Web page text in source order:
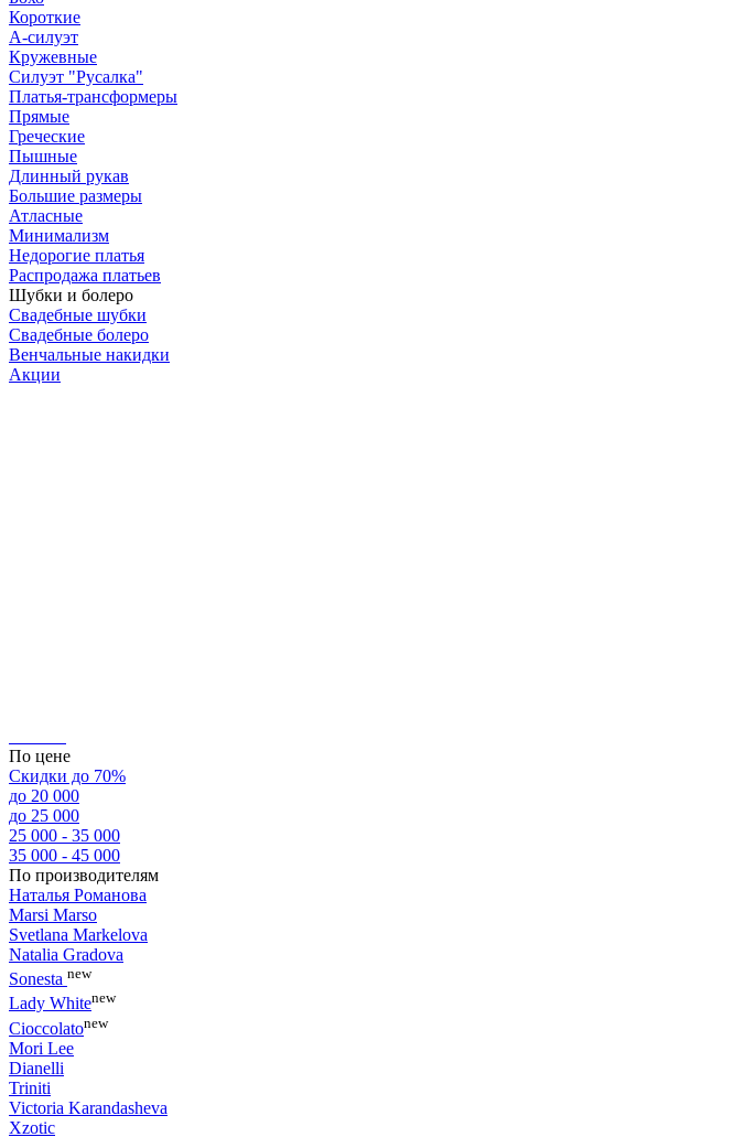
Короткие
А-силуэт
Кружевные
Силуэт "Русалка"
Платья-трансформеры
Прямые
Греческие
Пышные
Длинный рукав
Большие размеры
Атласные
Минимализм
Недорогие платья
Распродажа платьев
Шубки и болеро
Свадебные шубки
Свадебные болеро
Венчальные накидки
Акции
По цене
Скидки до 70%
до 20 000
до 25 000
25 000 - 35 000
35 000 - 45 000
По производителям
Наталья Романова
Marsi Marsо
Svetlana Markelova
Natalia Gradova
Sonesta new
Lady Whitenew
Cioccolatonew
Mori Lee
Dianelli
Triniti
Victoria Karandasheva
Xzotic